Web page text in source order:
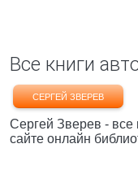
Все книги
СЕРГЕЙ ЗВЕРЕВ
Сергей Зверев - все
сайте онлайн